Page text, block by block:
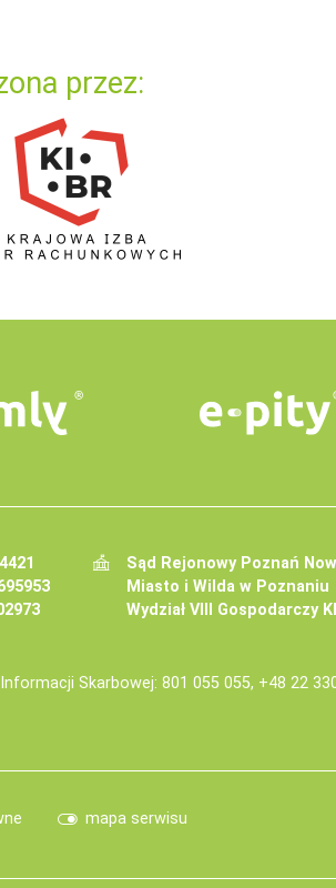
przez:
Sąd Rejonowy Poznań
Miasto i Wilda w Poznaniu
Wydział VIII Gospodarczy
Skarbowej: 801 055 055, +48 22
mapa serwisu